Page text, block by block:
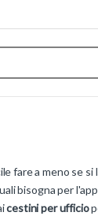
fare a meno se
bisogna per
cestini per ufficio